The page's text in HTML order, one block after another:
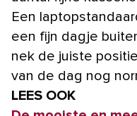
Een
een fijn dagje
nek de juiste
van de dag nog
LEES OOK